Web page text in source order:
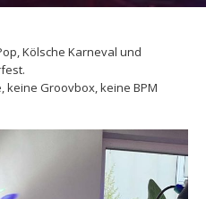
Kölsche Karneval und
keine Groovbox, keine BPM